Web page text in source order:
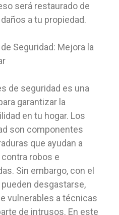
será restaurado de
a tu propiedad.
Seguridad: Mejora la
de seguridad es una
garantizar la
en tu hogar. Los
son componentes
que ayudan a
robos e
Sin embargo, con el
desgastarse,
vulnerables a técnicas
de intrusos. En este